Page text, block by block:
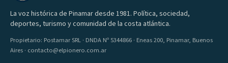
La voz histórica de Pinamar desde 1981. Política, sociedad,
deportes, turismo y comunidad de la costa atlántica.
Propietario: Postamar SRL · DNDA Nº 5344866 · Eneas 200, Pinamar, Buenos
Aires · contacto@elpionero.com.ar